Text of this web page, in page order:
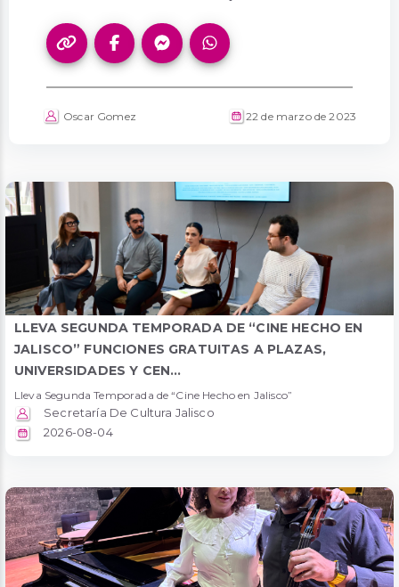
Oscar Gomez 22 de marzo de 2023
LLEVA SEGUNDA TEMPORADA DE “CINE HECHO EN
JALISCO” FUNCIONES GRATUITAS A PLAZAS,
UNIVERSIDADES Y CEN...
Lleva Segunda Temporada de “Cine Hecho en Jalisco”
Secretaría De Cultura Jalisco
2026-08-04